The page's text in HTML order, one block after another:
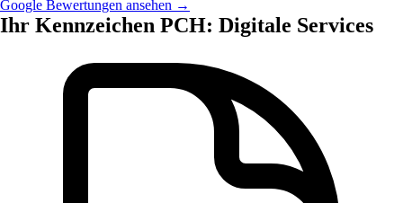
Google Bewertungen ansehen →
Ihr Kennzeichen PCH: Digitale Services